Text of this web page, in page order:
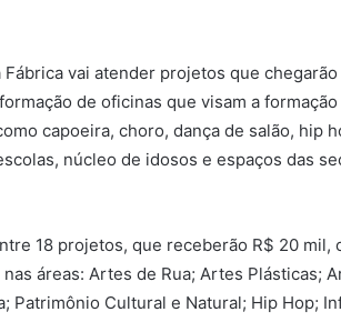
vai atender projetos que
de oficinas que visam a
capoeira, choro, dança de salão, hip
núcleo de idosos e espaços das
18 projetos, que receberão R$ 20 mil,
áreas: Artes de Rua; Artes Plásticas;
Patrimônio Cultural e Natural; Hip Hop;